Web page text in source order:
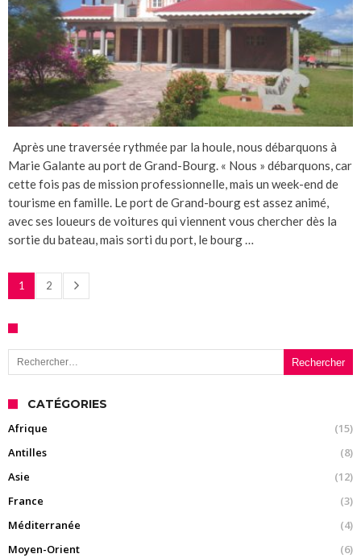
Après une traversée rythmée par la houle, nous débarquons à
Marie Galante au port de Grand-Bourg. « Nous » débarquons, car
cette fois pas de mission professionnelle, mais un week-end de
tourisme en famille. Le port de Grand-bourg est assez animé,
avec ses loueurs de voitures qui viennent vous chercher dès la
sortie du bateau, mais sorti du port, le bourg …
1 2
Rechercher :
CATÉGORIES
Afrique
(15)
Antilles
(8)
Asie
(12)
France
(3)
Méditerranée
(4)
Moyen-Orient
(6)